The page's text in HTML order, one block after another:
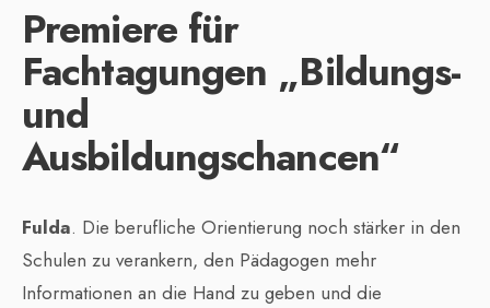
Premiere für
Fachtagungen „Bildungs-
und
Ausbildungschancen“
Fulda. Die berufliche Orientierung noch stärker in den
Schulen zu verankern, den Pädagogen mehr
Informationen an die Hand zu geben und die